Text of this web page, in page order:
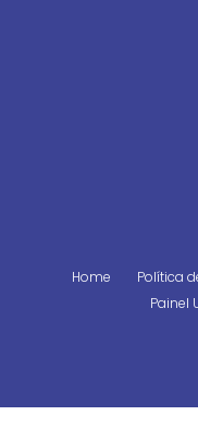
Home Política
Painel